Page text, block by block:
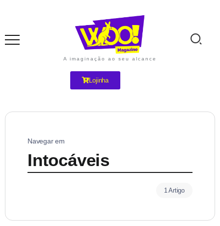
A imaginação ao seu alcance
Lojinha
Navegar em
Intocáveis
1 Artigo